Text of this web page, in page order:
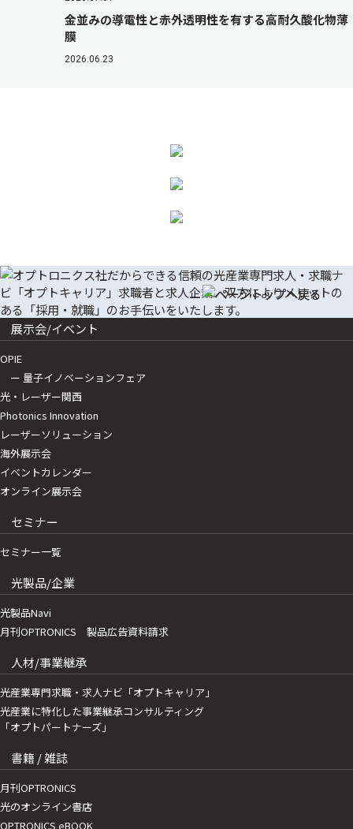
金並みの導電性と赤外透明性を有する高耐久酸化物薄
膜
2026.06.23
展示会/イベント
OPIE
ー 量子イノベーションフェア
光・レーザー関西
Photonics Innovation
レーザーソリューション
海外展示会
イベントカレンダー
オンライン展示会
セミナー
セミナー一覧
光製品/企業
光製品Navi
月刊OPTRONICS 製品広告資料請求
人材/事業継承
光産業専門求職・求人ナビ「オプトキャリア」
光産業に特化した事業継承コンサルティング
「オプトパートナーズ」
書籍 / 雑誌
月刊OPTRONICS
光のオンライン書店
OPTRONICS eBOOK